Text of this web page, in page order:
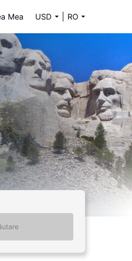
Mea USD RO